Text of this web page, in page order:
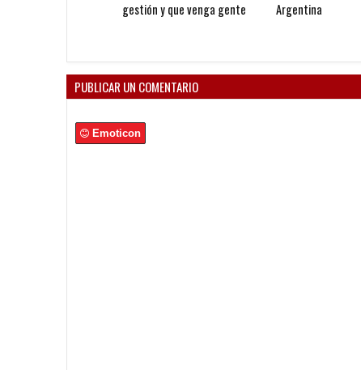
gestión y que venga gente
Argentina
PUBLICAR UN COMENTARIO
Emoticon